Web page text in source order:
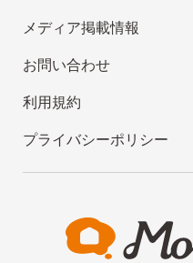
メディア掲載情報
お問い合わせ
利用規約
プライバシーポリシー